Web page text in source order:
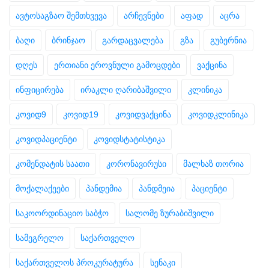
ავტოსაგზაო შემთხვევა არჩევნები აფად აცრა
ბაღი ბრინჯაო გარდაცვალება გზა გუბერნია
დღეს ერთიანი ეროვნული გამოცდები ვაქცინა
ინფიცირება ირაკლი ღარიბაშვილი კლინიკა
კოვიდ9 კოვიდ19 კოვიდვაქცინა კოვიდკლინიკა
კოვიდპაციენტი კოვიდსტატისტიკა
კომენდატის საათი კორონავირუსი მალხაზ თორია
მოქალაქეები პანდემია პანდმეია პაციენტი
საკოორდინაციო საბჭო სალომე ზურაბიშვილი
სამეგრელო საქართველო
საქართველოს პროკურატურა სენაკი